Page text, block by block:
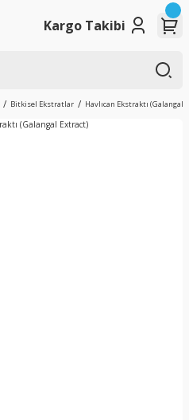
Kargo Takibi
Bitkisel Ekstratlar Havlıcan Ekstraktı (Galangal